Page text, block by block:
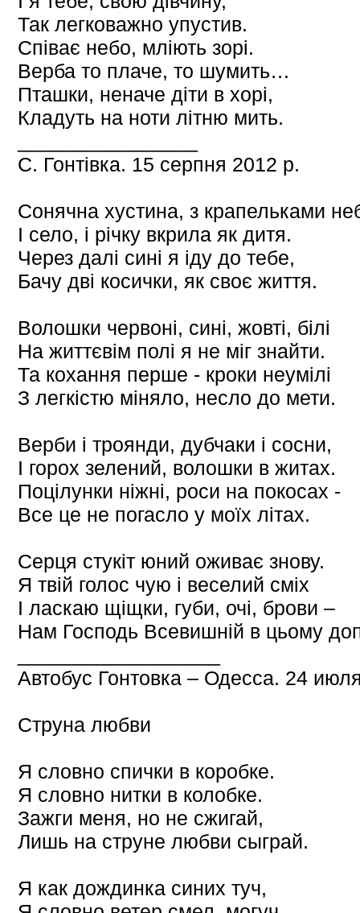
Так легковажно упустив.
Співає небо, мліють зорі.
Верба то плаче, то шумить…
Пташки, неначе діти в хорі,
Кладуть на ноти літню мить.
С. Гонтівка. 15 серпня 2012 р.
Сонячна хустина, з крапельками
І село, і річку вкрила як дитя.
Через далі сині я іду до тебе,
Бачу дві косички, як своє життя.
Волошки червоні, сині, жовті, білі
На життєвім полі я не міг знайти.
Та кохання перше - кроки неумілі
З легкістю міняло, несло до мети.
Верби і троянди, дубчаки і сосни,
І горох зелений, волошки в житах.
Поцілунки ніжні, роси на покосах -
Все це не погасло у моїх літах.
Серця стукіт юний оживає знову.
Я твій голос чую і веселий сміх
І ласкаю щіщки, губи, очі, брови –
Нам Господь Всевишній в цьому
Автобус Гонтовка – Одесса. 24
Струна любви
Я словно спички в коробке.
Я словно нитки в колобке.
Зажги меня, но не сжигай,
Лишь на струне любви сыграй.
Я как дождинка синих туч,